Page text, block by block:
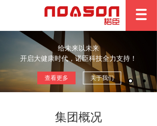
给未来以未来
开启大健康时代，诺臣科技全力支持！
查看更多 关于我们
集团概况